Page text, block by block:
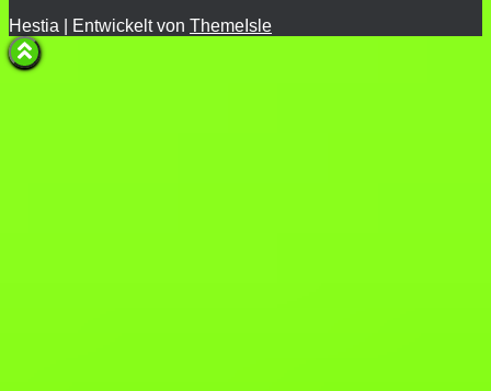
Hestia | Entwickelt von ThemeIsle